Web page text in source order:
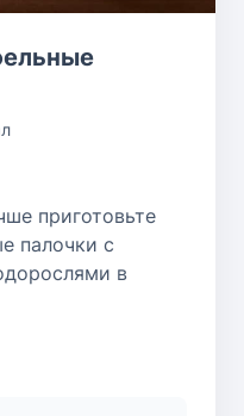
приготовьте
палочки с
в